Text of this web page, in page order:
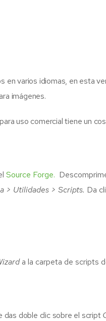
en varios idiomas, en esta
imágenes.
uso comercial tiene un
Source Forge.
> Utilidades > Scripts. Da
a la carpeta de scripts
das doble clic sobre el script